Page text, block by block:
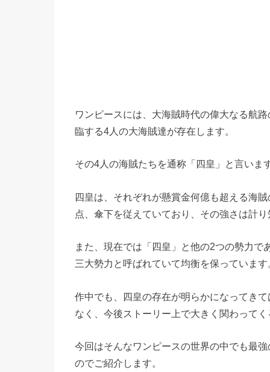
ワンピースには、大海賊時代の偉大なる航
臨する4人の大海賊達が存在します。
その4人の海賊たちを通称「四皇」と言いま
四皇は、それぞれが懸賞金何億も超える海
点、傘下を従えていており、その強さは計
また、現在では「四皇」と他の2つの勢力
三大勢力と呼ばれていて均衡を保っています
作中でも、四皇の存在が明らかになってき
なく、今後ストーリー上で大きく関わって
今回はそんなワンピースの世界の中でも最
のでご紹介します。